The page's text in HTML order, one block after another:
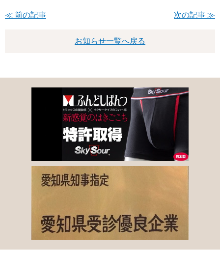
≪ 前の記事 次の記事 ≫
お知らせ一覧へ戻る